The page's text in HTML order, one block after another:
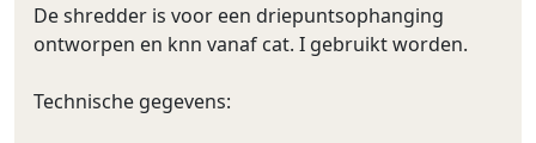
De shredder is voor een driepuntsophanging
ontworpen en knn vanaf cat. I gebruikt worden.
Technische gegevens: